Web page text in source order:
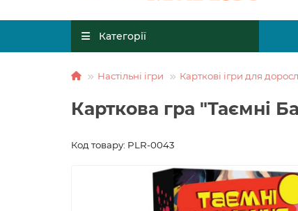
Категорії
Настільні ігри Карткові ігри для
Карткова гра "Таємні
Код товару: PLR-0043